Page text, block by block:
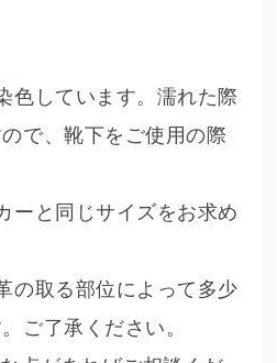
色しています。濡れた際
で、靴下をご使用の際
ーと同じサイズをお求め
の取る部位によって多少
ご了承ください。